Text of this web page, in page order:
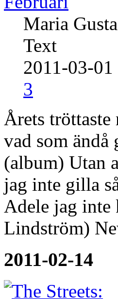
Maria
Text
2011-03-01
3
Årets tröttaste
vad som
(album) Utan
jag inte gilla
Adele jag inte
Lindström)
2011-02-14